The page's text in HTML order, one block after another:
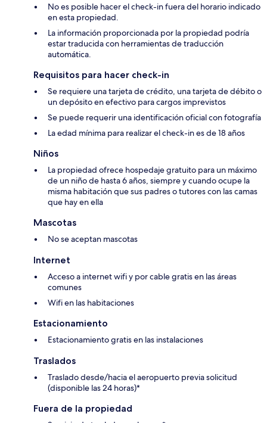
No es posible hacer el check-in fuera del horario indicado
en esta propiedad.
La información proporcionada por la propiedad podría
estar traducida con herramientas de traducción
automática.
Requisitos para hacer check-in
Se requiere una tarjeta de crédito, una tarjeta de débito o
un depósito en efectivo para cargos imprevistos
Se puede requerir una identificación oficial con fotografía
La edad mínima para realizar el check-in es de 18 años
Niños
La propiedad ofrece hospedaje gratuito para un máximo
de un niño de hasta 6 años, siempre y cuando ocupe la
misma habitación que sus padres o tutores con las camas
que hay en ella
Mascotas
No se aceptan mascotas
Internet
Acceso a internet wifi y por cable gratis en las áreas
comunes
Wifi en las habitaciones
Estacionamiento
Estacionamiento gratis en las instalaciones
Traslados
Traslado desde/hacia el aeropuerto previa solicitud
(disponible las 24 horas)*
Fuera de la propiedad